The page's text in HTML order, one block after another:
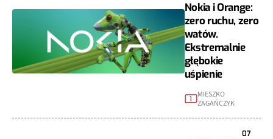
Nokia i Orange:
zero ruchu, zero
watów.
Ekstremalnie
głębokie
uśpienie
1
MIESZKO
ZAGAŃCZYK
07